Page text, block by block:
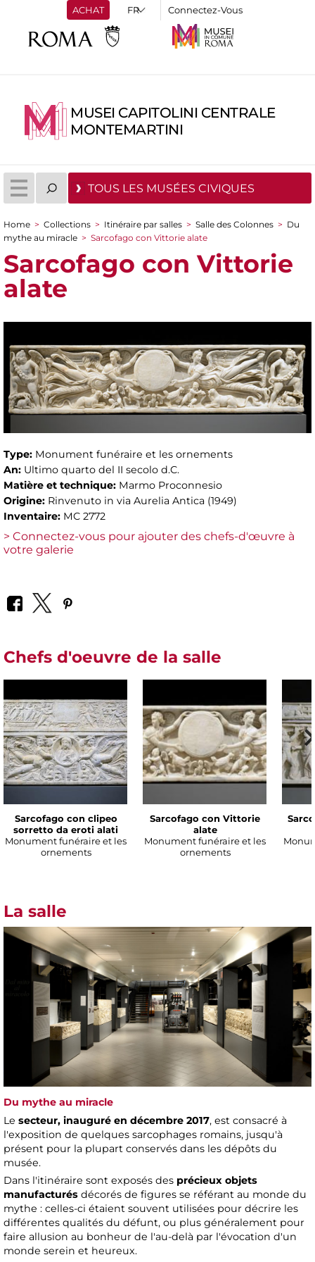
ACHAT Connectez-Vous
MUSEI CAPITOLINI CENTRALE
MONTEMARTINI
TOUS LES MUSÉES CIVIQUES
You are here
Home > Collections > Itinéraire par salles > Salle des Colonnes > Du
mythe au miracle > Sarcofago con Vittorie alate
Sarcofago con Vittorie
alate
Type: Monument funéraire et les ornements
An: Ultimo quarto del II secolo d.C.
Matière et technique: Marmo Proconnesio
Origine: Rinvenuto in via Aurelia Antica (1949)
Inventaire: MC 2772
> Connectez-vous pour ajouter des chefs-d'œuvre à
votre galerie
Chefs d'oeuvre de la salle
Sarcofago con clipeo
sorretto da eroti alati
Monument funéraire et les
ornements
Sarcofago con Vittorie
alate
Monument funéraire et les
ornements
La salle
Du mythe au miracle
Le secteur, inauguré en décembre 2017, est consacré à
l'exposition de quelques sarcophages romains, jusqu'à
présent pour la plupart conservés dans les dépôts du
musée.
Dans l'itinéraire sont exposés des précieux objets
manufacturés décorés de figures se référant au monde du
mythe : celles-ci étaient souvent utilisées pour décrire les
différentes qualités du défunt, ou plus généralement pour
faire allusion au bonheur de l'au-delà par l'évocation d'un
monde serein et heureux.